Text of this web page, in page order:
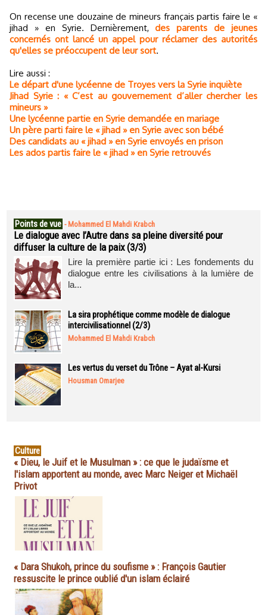
On recense une douzaine de mineurs français partis faire le «
jihad » en Syrie. Dernièrement,des parents de jeunes
concernés ont lancé un appel pour réclamer des autorités
qu'elles se préoccupent de leur sort.
Lire aussi :
Le départ d'une lycéenne de Troyes vers la Syrie inquiète
Jihad Syrie : « C’est au gouvernement d’aller chercher les
mineurs »
Une lycéenne partie en Syrie demandée en mariage
Un père parti faire le « jihad » en Syrie avec son bébé
Des candidats au « jihad » en Syrie envoyés en prison
Les ados partis faire le « jihad » en Syrie retrouvés
Points de vue - Mohammed El Mahdi Krabch
Le dialogue avec l’Autre dans sa pleine diversité pour
diffuser la culture de la paix (3/3)
Lire la première partie ici : Les fondements du
dialogue entre les civilisations à la lumière de
la...
La sira prophétique comme modèle de dialogue
intercivilisationnel (2/3)
Mohammed El Mahdi Krabch
Les vertus du verset du Trône – Ayat al-Kursi
Housman Omarjee
Culture
« Dieu, le Juif et le Musulman » : ce que le judaïsme et
l'islam apportent au monde, avec Marc Neiger et Michaël
Privot
« Dara Shukoh, prince du soufisme » : François Gautier
ressuscite le prince oublié d'un islam éclairé